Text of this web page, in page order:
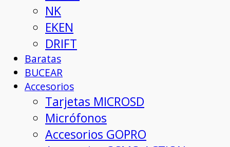
NK
EKEN
DRIFT
Baratas
BUCEAR
Accesorios
Tarjetas MICROSD
Micrófonos
Accesorios GOPRO